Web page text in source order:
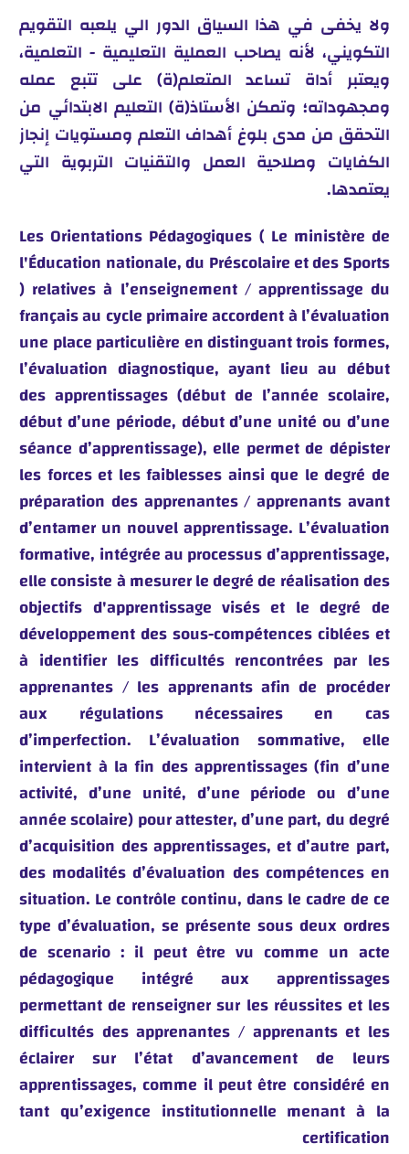
ولا يخفى في هذا السياق الدور الي يلعبه التقويم
التكويني، لأنه يصاحب العملية التعليمية - التعلمية،
ويعتبر أداة تساعد المتعلم(ة) على تتبع عمله
ومجهوداته؛ وتمكن الأستاذ(ة) التعليم الابتدائي من
التحقق من مدى بلوغ أهداف التعلم ومستويات إنجاز
الكفايات وصلاحية العمل والتقنيات التربوية التي
يعتمدها.
Les Orientations Pédagogiques ( Le ministère de
l'Éducation nationale, du Préscolaire et des Sports
) relatives à l’enseignement / apprentissage du
français au cycle primaire accordent à l’évaluation
une place particulière en distinguant trois formes,
l’évaluation diagnostique, ayant lieu au début
des apprentissages (début de l’année scolaire,
début d’une période, début d’une unité ou d’une
séance d’apprentissage), elle permet de dépister
les forces et les faiblesses ainsi que le degré de
préparation des apprenantes / apprenants avant
d’entamer un nouvel apprentissage. L’évaluation
formative, intégrée au processus d’apprentissage,
elle consiste à mesurer le degré de réalisation des
objectifs d'apprentissage visés et le degré de
développement des sous-compétences ciblées et
à identifier les difficultés rencontrées par les
apprenantes / les apprenants afin de procéder
aux régulations nécessaires en cas
d’imperfection. L’évaluation sommative, elle
intervient à la fin des apprentissages (fin d’une
activité, d’une unité, d’une période ou d’une
année scolaire) pour attester, d’une part, du degré
d’acquisition des apprentissages, et d’autre part,
des modalités d’évaluation des compétences en
situation. Le contrôle continu, dans le cadre de ce
type d’évaluation, se présente sous deux ordres
de scenario : il peut être vu comme un acte
pédagogique intégré aux apprentissages
permettant de renseigner sur les réussites et les
difficultés des apprenantes / apprenants et les
éclairer sur l’état d’avancement de leurs
apprentissages, comme il peut être considéré en
tant qu’exigence institutionnelle menant à la
certification